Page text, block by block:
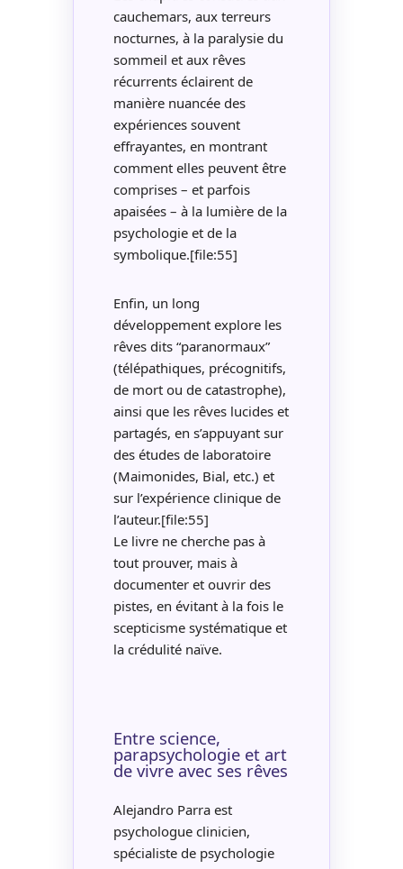
cauchemars, aux terreurs
nocturnes, à la paralysie du
sommeil et aux rêves
récurrents éclairent de
manière nuancée des
expériences souvent
effrayantes, en montrant
comment elles peuvent être
comprises – et parfois
apaisées – à la lumière de la
psychologie et de la
symbolique.[file:55]
Enfin, un long
développement explore les
rêves dits “paranormaux”
(télépathiques, précognitifs,
de mort ou de catastrophe),
ainsi que les rêves lucides et
partagés, en s’appuyant sur
des études de laboratoire
(Maimonides, Bial, etc.) et
sur l’expérience clinique de
l’auteur.[file:55]
Le livre ne cherche pas à
tout prouver, mais à
documenter et ouvrir des
pistes, en évitant à la fois le
scepticisme systématique et
la crédulité naïve.
Entre science,
parapsychologie et art
de vivre avec ses rêves
Alejandro Parra est
psychologue clinicien,
spécialiste de psychologie